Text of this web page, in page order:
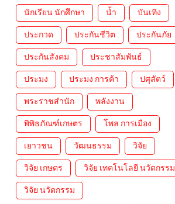
นักเรียน นักศึกษา น้ำ บันเทิง
ประกวด ประกันชีวิต ประกันภัย
ประกันสังคม ประชาสัมพันธ์
ประมง ประมง การค้า ปศุสัตว์
พระราชสำนัก พลังงาน
พิพิธภัณฑ์เกษตร โพล การเมือง
เยาวชน วัฒนธรรม วิจัย
วิจัย เกษตร วิจัย เทคโนโลยี นวัตกรรม
วิจัย นวัตกรรม